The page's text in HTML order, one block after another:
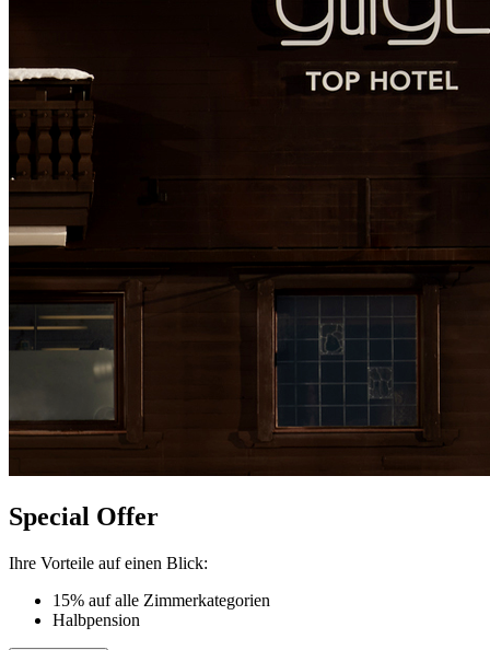
Special Offer
Ihre Vorteile auf einen Blick:
15% auf alle Zimmerkategorien
Halbpension